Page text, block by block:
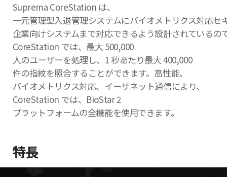
Suprema CoreStation は、
一元管理型入退管理システムにバイオメトリクス対応
企業向けシステムまで対応できるよう設計されているの
CoreStation では、最大 500,000
人のユーザーを処理し、1 秒あたり最大 400,000
件の指紋を照合することができます。高性能、
バイオメトリクス対応、イーサネット通信により、
CoreStation では、BioStar 2
プラットフォームの全機能を使用できます。
特長